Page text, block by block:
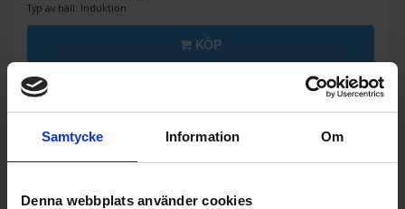
Samtycke Information Om
Denna webbplats använder cookies
Typ av häll: Induktion
KÖP